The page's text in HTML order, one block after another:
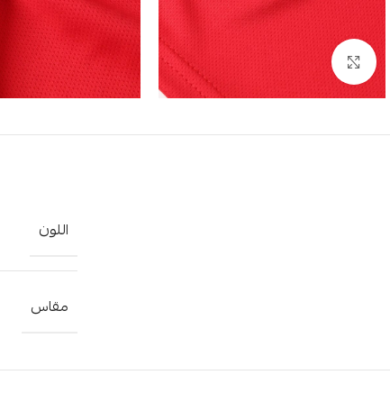
Click to enlarge
اللون
مقاس